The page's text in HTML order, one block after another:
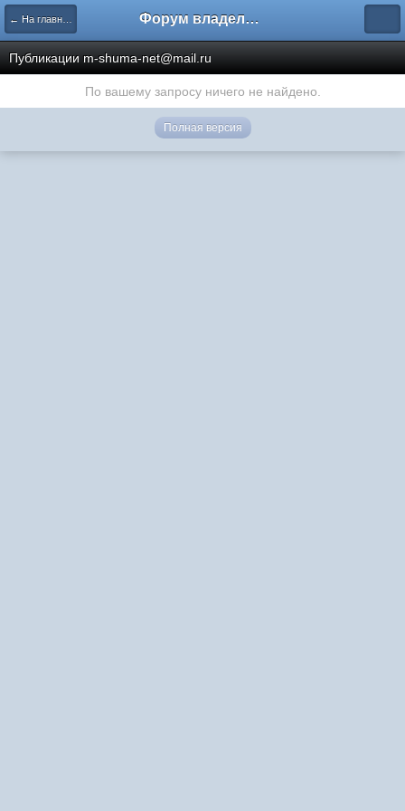
← На главную Форум владельцев интернет-магазинов
Публикации m-shuma-net@mail.ru
По вашему запросу ничего не найдено.
Полная версия